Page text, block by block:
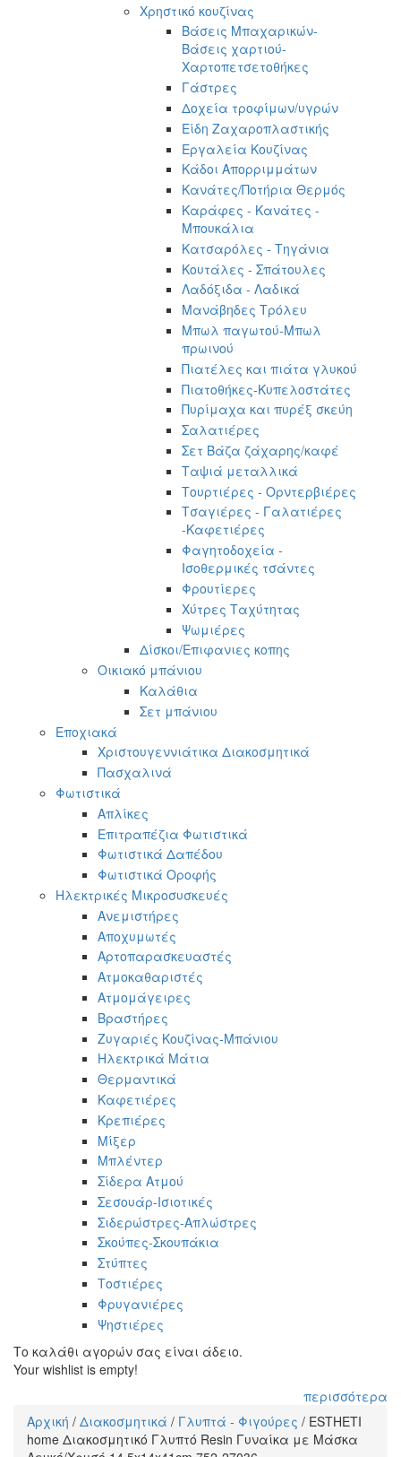
Χρηστικό κουζίνας
Βάσεις Μπαχαρικών-
Βάσεις χαρτιού-
Χαρτοπετσετοθήκες
Γάστρες
Δοχεία τροφίμων/υγρών
Είδη Ζαχαροπλαστικής
Εργαλεία Κουζίνας
Κάδοι Απορριμμάτων
Κανάτες/Ποτήρια Θερμός
Καράφες - Κανάτες -
Μπουκάλια
Κατσαρόλες - Τηγάνια
Κουτάλες - Σπάτουλες
Λαδόξιδα - Λαδικά
Μανάβηδες Τρόλευ
Μπωλ παγωτού-Μπωλ
πρωινού
Πιατέλες και πιάτα γλυκού
Πιατοθήκες-Κυπελοστάτες
Πυρίμαχα και πυρέξ σκεύη
Σαλατιέρες
Σετ Βάζα ζάχαρης/καφέ
Ταψιά μεταλλικά
Τουρτιέρες - Ορντερβιέρες
Τσαγιέρες - Γαλατιέρες
-Καφετιέρες
Φαγητοδοχεία -
Ισοθερμικές τσάντες
Φρουτίερες
Χύτρες Ταχύτητας
Ψωμιέρες
Δίσκοι/Επιφανιες κοπης
Οικιακό μπάνιου
Καλάθια
Σετ μπάνιου
Εποχιακά
Χριστουγεννιάτικα Διακοσμητικά
Πασχαλινά
Φωτιστικά
Απλίκες
Επιτραπέζια Φωτιστικά
Φωτιστικά Δαπέδου
Φωτιστικά Οροφής
Ηλεκτρικές Μικροσυσκευές
Ανεμιστήρες
Αποχυμωτές
Αρτοπαρασκευαστές
Ατμοκαθαριστές
Ατμομάγειρες
Βραστήρες
Ζυγαριές Κουζίνας-Μπάνιου
Ηλεκτρικά Μάτια
Θερμαντικά
Καφετιέρες
Κρεπιέρες
Μίξερ
Μπλέντερ
Σίδερα Ατμού
Σεσουάρ-Ισιοτικές
Σιδερώστρες-Απλώστρες
Σκούπες-Σκουπάκια
Στύπτες
Τοστιέρες
Φρυγανιέρες
Ψηστιέρες
Το καλάθι αγορών σας είναι άδειο.
Your wishlist is empty!
περισσότερα
Είστε εδώ
Αρχική / Διακοσμητικά / Γλυπτά - Φιγούρες / ESTHETI
home Διακοσμητικό Γλυπτό Resin Γυναίκα με Μάσκα